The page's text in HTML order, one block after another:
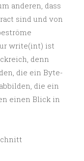
anderen, dass
sind und von
write(int) ist
denn
die ein Byte-
die ein
einen Blick in